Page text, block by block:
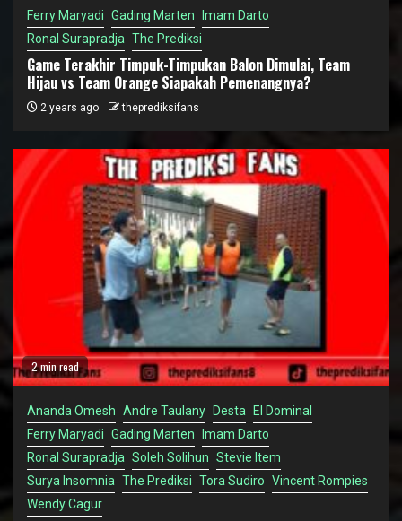
Ferry Maryadi Gading Marten
Imam Darto
Ronal Surapradja The Prediksi
Game Terakhir Timpuk-Timpukan Balon Dimulai, Team
Hijau vs Team Orange Siapakah Pemenangnya?
2 years ago theprediksifans
2 min read
Ananda Omesh Andre Taulany Desta
El Dominal
Ferry Maryadi Gading Marten
Imam Darto
Ronal Surapradja Soleh Solihun Stevie Item
Surya Insomnia The Prediksi Tora Sudiro Vincent Rompies
Wendy Cagur